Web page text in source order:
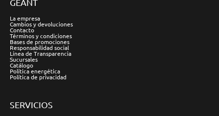
GÉANT
La empresa
Cambios y devoluciones
Contacto
Términos y condiciones
Bases de promociones
Responsabilidad social
Línea de Transparencia
Sucursales
Catálogo
Política energética
Política de privacidad
SERVICIOS